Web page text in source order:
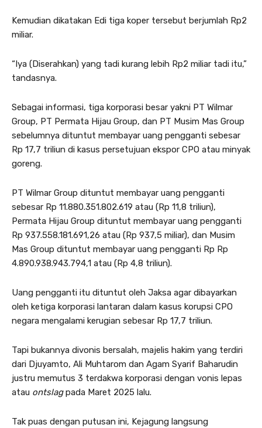
Kemudian dikatakan Edi tiga koper tersebut berjumlah Rp2
miliar.
“Iya (Diserahkan) yang tadi kurang lebih Rp2 miliar tadi itu,”
tandasnya.
Sebagai informasi, tiga korporasi besar yakni PT Wilmar
Group, PT Permata Hijau Group, dan PT Musim Mas Group
sebelumnya dituntut membayar uang pengganti sebesar
Rp 17,7 triliun di kasus persetujuan ekspor CPO atau minyak
goreng.
PT Wilmar Group dituntut membayar uang pengganti
sebesar Rp 11.880.351.802.619 atau (Rp 11,8 triliun),
Permata Hijau Group dituntut membayar uang pengganti
Rp 937.558.181.691,26 atau (Rp 937,5 miliar), dan Musim
Mas Group dituntut membayar uang pengganti Rp Rp
4.890.938.943.794,1 atau (Rp 4,8 triliun).
Uang pengganti itu dituntut oleh Jaksa agar dibayarkan
oleh ketiga korporasi lantaran dalam kasus korupsi CPO
negara mengalami kerugian sebesar Rp 17,7 triliun.
Tapi bukannya divonis bersalah, majelis hakim yang terdiri
dari Djuyamto, Ali Muhtarom dan Agam Syarif Baharudin
justru memutus 3 terdakwa korporasi dengan vonis lepas
atau ontslagpada Maret 2025 lalu.
Tak puas dengan putusan ini, Kejagung langsung